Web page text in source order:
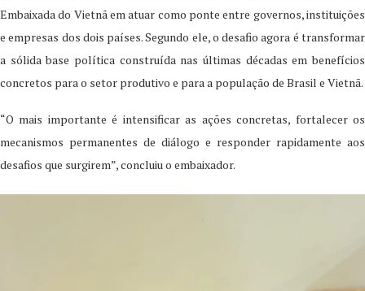
Embaixada do Vietnã em atuar como ponte entre governos, instituições
e empresas dos dois países. Segundo ele, o desafio agora é transformar
a sólida base política construída nas últimas décadas em benefícios
concretos para o setor produtivo e para a população de Brasil e Vietnã.
“O mais importante é intensificar as ações concretas, fortalecer os
mecanismos permanentes de diálogo e responder rapidamente aos
desafios que surgirem”, concluiu o embaixador.